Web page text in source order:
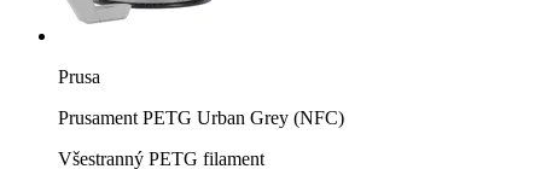
Prusa
Prusament PETG Urban Grey (NFC)
Všestranný PETG filament